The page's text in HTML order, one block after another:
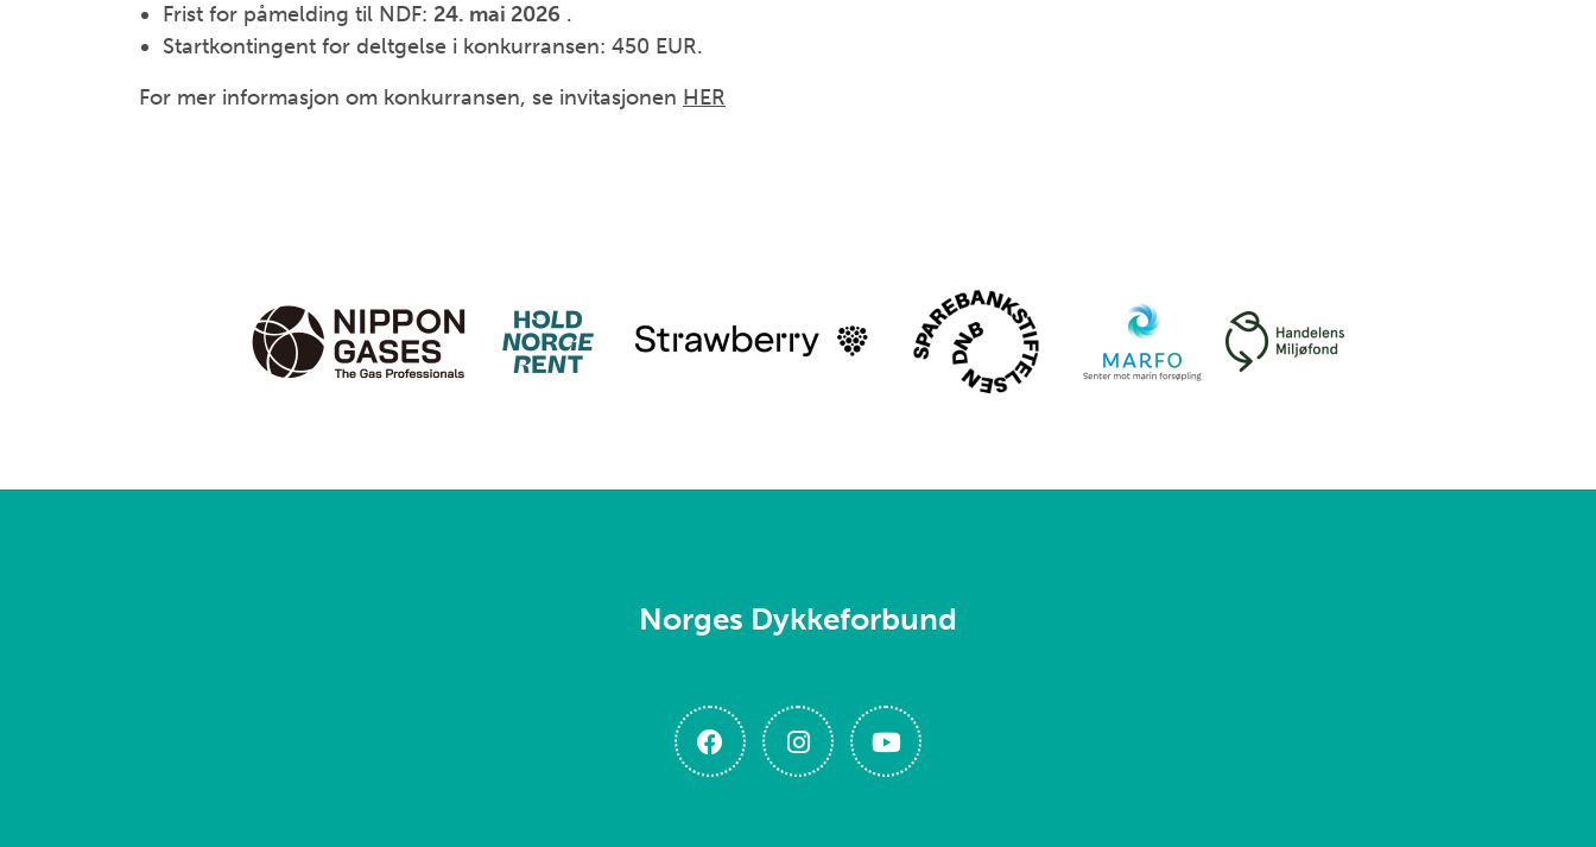
Frist for påmelding til NDF: 24. mai 2026 .
Startkontingent for deltgelse i konkurransen: 450 EUR.
For mer informasjon om konkurransen, se invitasjonen HER
Norges Dykkeforbund